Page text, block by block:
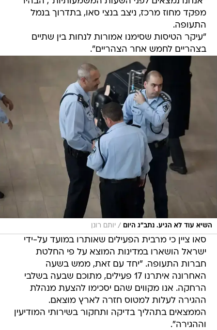
מפקד מחוז מרכז, ניצב בנצי סאו, בתדרוך בנמל
התעופה.
"עיקר הטיסות שסימנו אמורות לנחות בין שתיים
בצהריים לחמש אחר הצהריים".
השיא עוד לא הגיע. נתב"ג היום / יותם רונן
סאו ציין כי מרבית הפעילים שאותרו במועד על-ידי
ישראל הושארו במדינות המוצא על פי החלטת
חברות התעופה. "יחד עם זאת, ממש בשעה
האחרונה איתרנו 17 פעילים, מתוכם שבעה בשלבי
הרחקה. אנו מקווים שהם יסכימו להצעת מנהלת
ההגירה לעלות למטוס חזרה לארץ מוצאם.
הממצאים בתהליך בדיקה ותחקור בשירותי המודיעין
וההגירה".